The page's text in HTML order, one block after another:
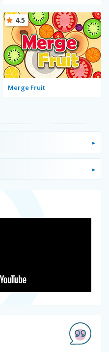
Merge Fruit
4.5